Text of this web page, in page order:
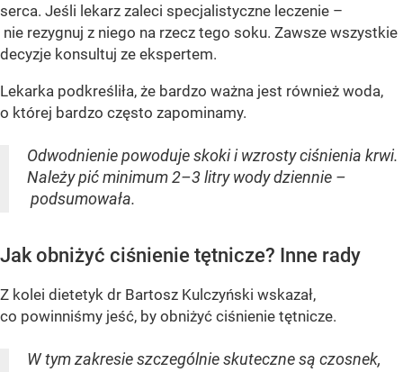
serca. Jeśli lekarz zaleci specjalistyczne leczenie –
nie rezygnuj z niego na rzecz tego soku. Zawsze wszystkie
decyzje konsultuj ze ekspertem.
Lekarka podkreśliła, że bardzo ważna jest również woda,
o której bardzo często zapominamy.
Odwodnienie powoduje skoki i wzrosty ciśnienia krwi.
Należy pić minimum 2–3 litry wody dziennie –
podsumowała.
Jak obniżyć ciśnienie tętnicze? Inne rady
Z kolei dietetyk dr Bartosz Kulczyński wskazał,
co powinniśmy jeść, by obniżyć ciśnienie tętnicze.
W tym zakresie szczególnie skuteczne są czosnek,